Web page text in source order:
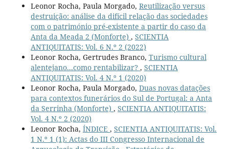
Leonor Rocha, Paula Morgado, Reutilização versus
destruição: análise da difícil relação das sociedades
com o património pré-existente a partir do caso da
Anta da Meada 2 (Monforte) , SCIENTIA
ANTIQUITATIS: Vol. 6 N.º 2 (2022)
Leonor Rocha, Gertrudes Branco, Turismo cultural
alentejano...como rentabilizar? , SCIENTIA
ANTIQUITATIS: Vol. 4 N.º 1 (2020)
Leonor Rocha, Paula Morgado, Duas novas datações
para contextos funerários do Sul de Portugal: a Anta
da Serrinha (Monforte) , SCIENTIA ANTIQUITATIS:
Vol. 4 N.º 2 (2020)
Leonor Rocha, ÍNDICE , SCIENTIA ANTIQUITATIS: Vol.
1 N.º 1 (1): Actas do III Congresso Internacional de